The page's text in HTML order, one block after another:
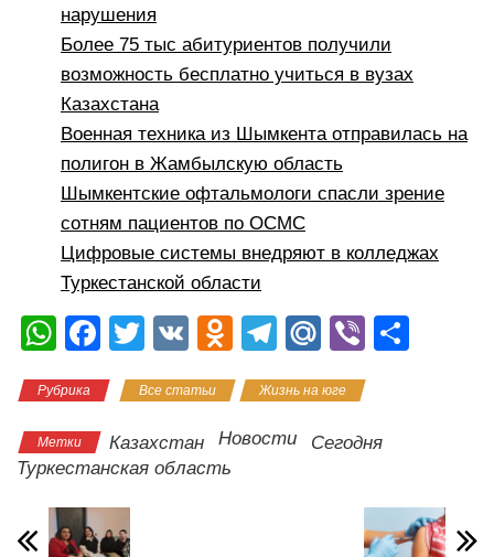
нарушения
Более 75 тыс абитуриентов получили
возможность бесплатно учиться в вузах
Казахстана
Военная техника из Шымкента отправилась на
полигон в Жамбылскую область
Шымкентские офтальмологи спасли зрение
сотням пациентов по ОСМС
Цифровые системы внедряют в колледжах
Туркестанской области
W
at
s
A
p
p
F
c
e
b
o
o
T
tt
er
V
O
n
o
T
e
gr
M
.R
u
Vi
и
ть
Рубрика Все статьи Жизнь на юге
Метки Казахстан Новости
Сегодня
Туркестанская область